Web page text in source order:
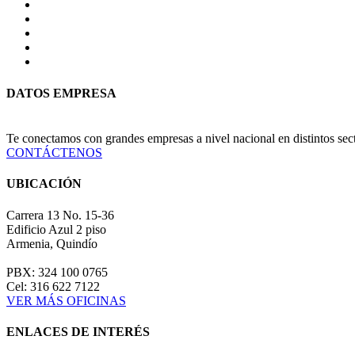
DATOS EMPRESA
Te conectamos con grandes empresas a nivel nacional en distintos
CONTÁCTENOS
UBICACIÓN
Carrera 13 No. 15-36
Edificio Azul 2 piso
Armenia, Quindío
PBX: 324 100 0765
Cel: 316 622 7122
VER MÁS OFICINAS
ENLACES DE INTERÉS